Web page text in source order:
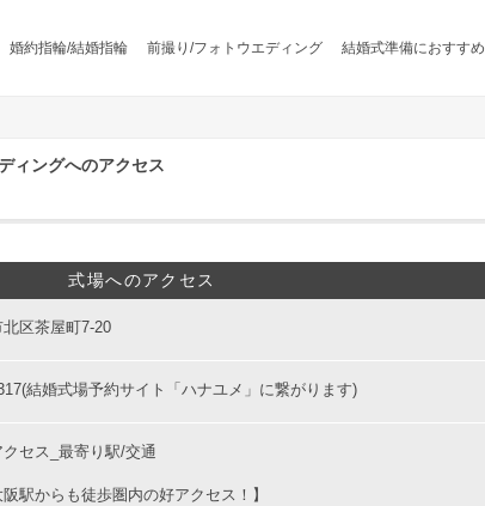
婚約指輪/結婚指輪 前撮り/フォトウエディング 結婚式準備におすすめ
ィングへのアクセス
式場へのアクセス
区茶屋町7-20
結婚式場予約サイト「ハナユメ」に繋がります)
セス_最寄り駅/交通
阪駅からも徒歩圏内の好アクセス！】